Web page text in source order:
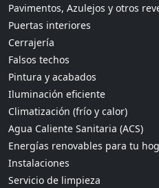
Pavimentos, Azulejos y otros
Puertas interiores
Cerrajería
Falsos techos
Pintura y acabados
Iluminación eficiente
Climatización (frío y calor)
Agua Caliente Sanitaria (ACS)
Energías renovables para tu
Instalaciones
Servicio de limpieza